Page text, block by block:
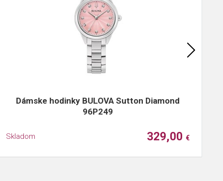
Dámske hodinky BULOVA Sutton Diamond
96P249
Skladom 329,00 €